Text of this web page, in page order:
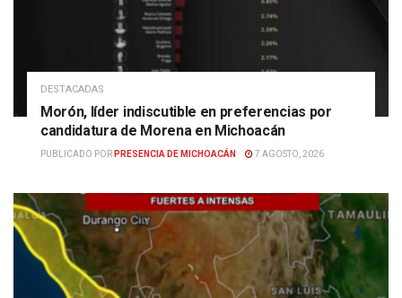
DESTACADAS
Morón, líder indiscutible en preferencias por
candidatura de Morena en Michoacán
PUBLICADO POR PRESENCIA DE MICHOACÁN 7 AGOSTO, 2026